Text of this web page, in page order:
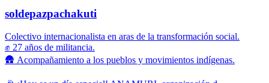
soldepazpachakuti
Colectivo internacionalista en aras de la transformación social.
✊ 27 años de militancia.
🛖 Acompañamiento a los pueblos y movimientos indígenas.